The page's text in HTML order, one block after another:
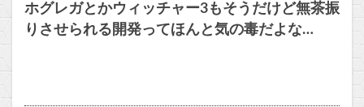
ホグレガとかウィッチャー3もそうだけど無茶振
りさせられる開発ってほんと気の毒だよな…